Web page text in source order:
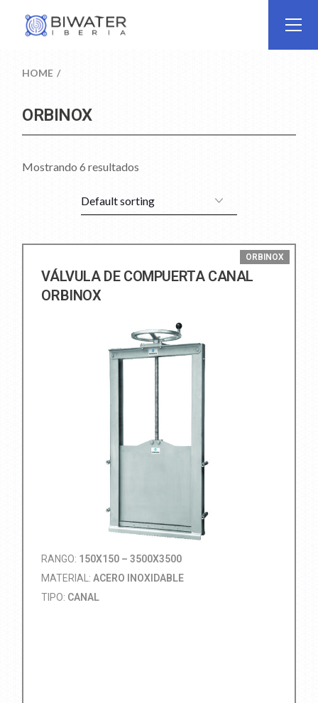
HOME
ORBINOX
Mostrando 6 resultados
VÁLVULA DE COMPUERTA CANAL
ORBINOX
ORBINOX
RANGO: 150X150 – 3500X3500
MATERIAL: ACERO INOXIDABLE
TIPO: CANAL